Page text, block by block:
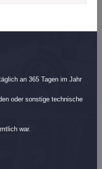
an 365 Tagen im Jahr
oder sonstige technische
war.